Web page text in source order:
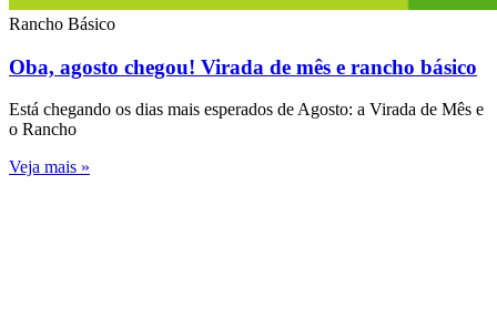
Rancho Básico
Oba, agosto chegou! Virada de mês e rancho básico
Está chegando os dias mais esperados de Agosto: a Virada de Mês e
o Rancho
Veja mais »